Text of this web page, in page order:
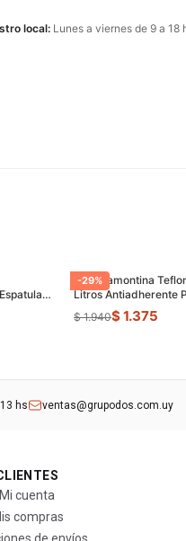
local: Lunes a viernes de 9 a 18
-29%
Olla Tramontina
Litros Antiadherente
$ 1.940$ 1.375
hs ventas@grupodos.com.uy
Mi cuenta
compras